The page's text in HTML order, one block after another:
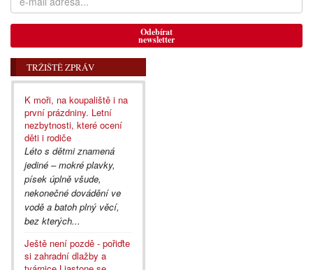
Odebírat
newsletter
TRŽIŠTĚ ZPRÁV
K moři, na koupaliště i na
první prázdniny. Letní
nezbytnosti, které ocení
děti i rodiče
Léto s dětmi znamená
jediné – mokré plavky,
písek úplně všude,
nekonečné dovádění ve
vodě a batoh plný věcí,
bez kterých...
Ještě není pozdě - pořiďte
si zahradní dlažby a